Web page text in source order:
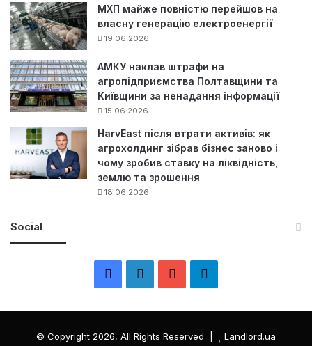
МХП майже повністю перейшов на
власну генерацію електроенергії
19.06.2026
АМКУ наклав штрафи на
агропідприємства Полтавщини та
Київщини за ненадання інформації
15.06.2026
HarvEast після втрати активів: як
агрохолдинг зібрав бізнес заново і
чому зробив ставку на ліквідність,
землю та зрошення
18.06.2026
Social
c
n
л
© Copyright 2026, All Rights Reserved | Landlord.ua